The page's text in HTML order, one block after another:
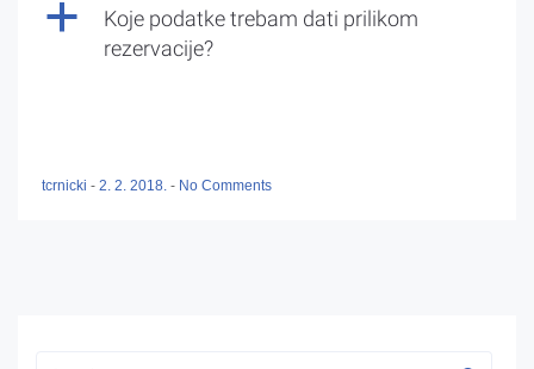
a
Koje podatke trebam dati prilikom
rezervacije?
tcrnicki - 2. 2. 2018. - No Comments